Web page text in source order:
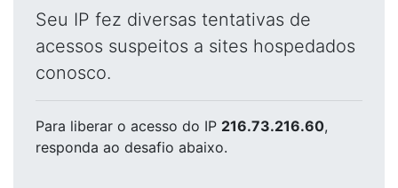
Seu IP fez diversas tentativas de
acessos suspeitos a sites hospedados
conosco.
Para liberar o acesso do IP 216.73.216.60,
responda ao desafio abaixo.